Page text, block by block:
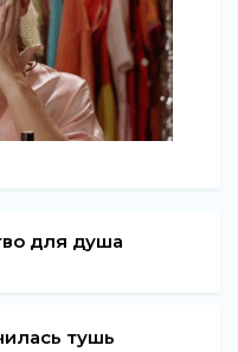
для душа
тушь